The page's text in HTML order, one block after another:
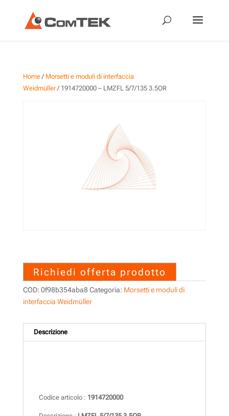
Home/ Morsetti e moduli di interfaccia
Weidmüller/ 1914720000 – LMZFL 5/7/135 3.5OR
Richiedi offerta prodotto
COD: 0f98b354aba8 Categoria: Morsetti e moduli di
interfaccia Weidmüller
Descrizione
Codice articolo : 1914720000